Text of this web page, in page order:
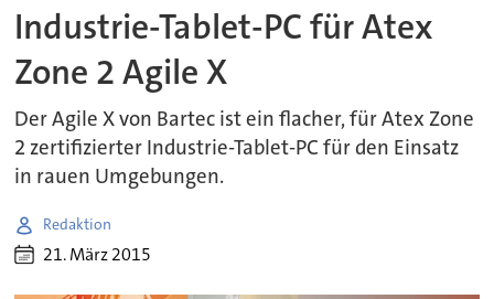
Industrie-Tablet-PC für Atex
Zone 2 Agile X
Der Agile X von Bartec ist ein flacher, für Atex Zone
2 zertifizierter Industrie-Tablet-PC für den Einsatz
in rauen Umgebungen.
Redaktion
21. März 2015